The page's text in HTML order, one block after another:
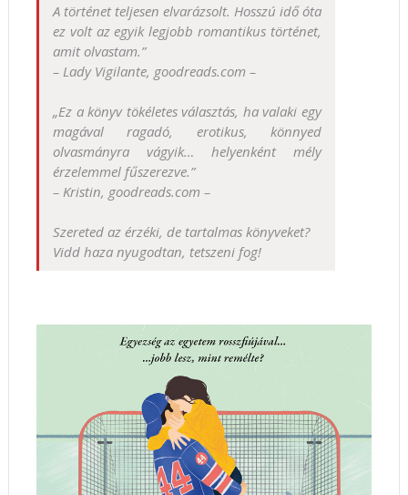
A történet teljesen elvarázsolt. Hosszú idő óta
ez volt az egyik legjobb romantikus történet,
amit olvastam.”
– Lady Vigilante, goodreads.com –
„Ez a könyv tökéletes választás, ha valaki egy
magával ragadó, erotikus, könnyed
olvasmányra vágyik… helyenként mély
érzelemmel fűszerezve.”
– Kristin, goodreads.com –
Szereted az érzéki, de tartalmas könyveket?
Vidd haza nyugodtan, tetszeni fog!